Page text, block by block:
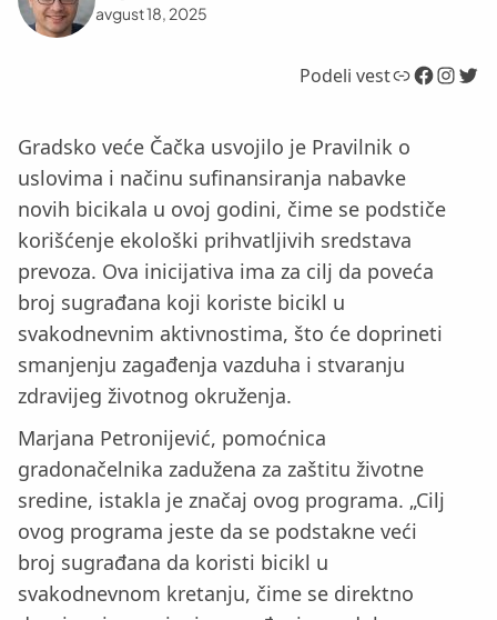
avgust 18, 2025
Podeli vestLink Facebook InstagramTwitter
Gradsko veće Čačka usvojilo je Pravilnik o
uslovima i načinu sufinansiranja nabavke
novih bicikala u ovoj godini, čime se podstiče
korišćenje ekološki prihvatljivih sredstava
prevoza. Ova inicijativa ima za cilj da poveća
broj sugrađana koji koriste bicikl u
svakodnevnim aktivnostima, što će doprineti
smanjenju zagađenja vazduha i stvaranju
zdravijeg životnog okruženja.
Marjana Petronijević, pomoćnica
gradonačelnika zadužena za zaštitu životne
sredine, istakla je značaj ovog programa. „Cilj
ovog programa jeste da se podstakne veći
broj sugrađana da koristi bicikl u
svakodnevnom kretanju, čime se direktno